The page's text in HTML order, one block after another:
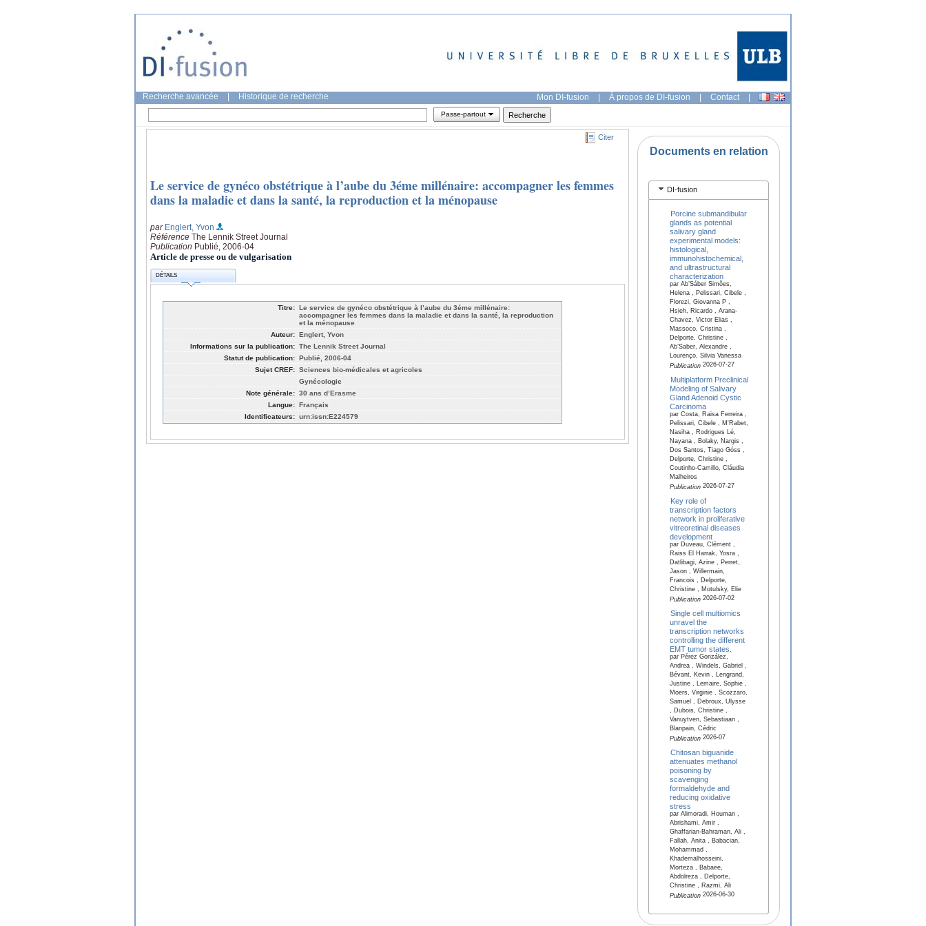
Recherche avancée Historique de recherche Mon DI-fusion | À propos de DI-fusion | Contact |
Passe-partout
Citer
Le service de gynéco obstétrique à l’aube du 3éme millénaire: accompagner les femmes
dans la maladie et dans la santé, la reproduction et la ménopause
par Englert, Yvon
Référence The Lennik Street Journal
Publication Publié, 2006-04
Article de presse ou de vulgarisation
DÉTAILS
Titre: Le service de gynéco obstétrique à l’aube du 3éme millénaire:
accompagner les femmes dans la maladie et dans la santé, la reproduction
et la ménopause
Auteur: Englert, Yvon
Informations sur la publication: The Lennik Street Journal
Statut de publication: Publié, 2006-04
Sujet CREF: Sciences bio-médicales et agricoles
Gynécologie
Note générale: 30 ans d’Erasme
Langue: Français
Identificateurs: urn:issn:E224579
Documents en relation
DI-fusion
Porcine submandibular
glands as potential
salivary gland
experimental models:
histological,
immunohistochemical,
and ultrastructural
characterization
par Ab’Sáber Simões,
Helena , Pelissari, Cibele ,
Florezi, Giovanna P ,
Hsieh, Ricardo , Arana-
Chavez, Victor Elias ,
Massoco, Cristina ,
Delporte, Christine ,
Ab’Saber, Alexandre ,
Lourenço, Silvia Vanessa
Publication2026-07-27
Multiplatform Preclinical
Modeling of Salivary
Gland Adenoid Cystic
Carcinoma
par Costa, Raisa Ferreira ,
Pelissari, Cibele , M'Rabet,
Nasiha , Rodrigues Lé,
Nayana , Bolaky, Nargis ,
Dos Santos, Tiago Góss ,
Delporte, Christine ,
Coutinho-Camillo, Cláudia
Malheiros
Publication2026-07-27
Key role of
transcription factors
network in proliferative
vitreoretinal diseases
development
par Duveau, Clément ,
Raiss El Harrak, Yosra ,
Datlibagi, Azine , Perret,
Jason , Willermain,
Francois , Delporte,
Christine , Motulsky, Elie
Publication2026-07-02
Single cell multiomics
unravel the
transcription networks
controlling the different
EMT tumor states.
par Pérez González,
Andrea , Windels, Gabriel ,
Bévant, Kevin , Lengrand,
Justine , Lemaire, Sophie ,
Moers, Virginie , Scozzaro,
Samuel , Debroux, Ulysse
, Dubois, Christine ,
Vanuytven, Sebastiaan ,
Blanpain, Cédric
Publication2026-07
Chitosan biguanide
attenuates methanol
poisoning by
scavenging
formaldehyde and
reducing oxidative
stress
par Alimoradi, Houman ,
Abrishami, Amir ,
Ghaffarian-Bahraman, Ali ,
Fallah, Anita , Babacian,
Mohammad ,
Khademalhosseini,
Morteza , Babaee,
Abdolreza , Delporte,
Christine , Razmi, Ali
Publication2026-06-30